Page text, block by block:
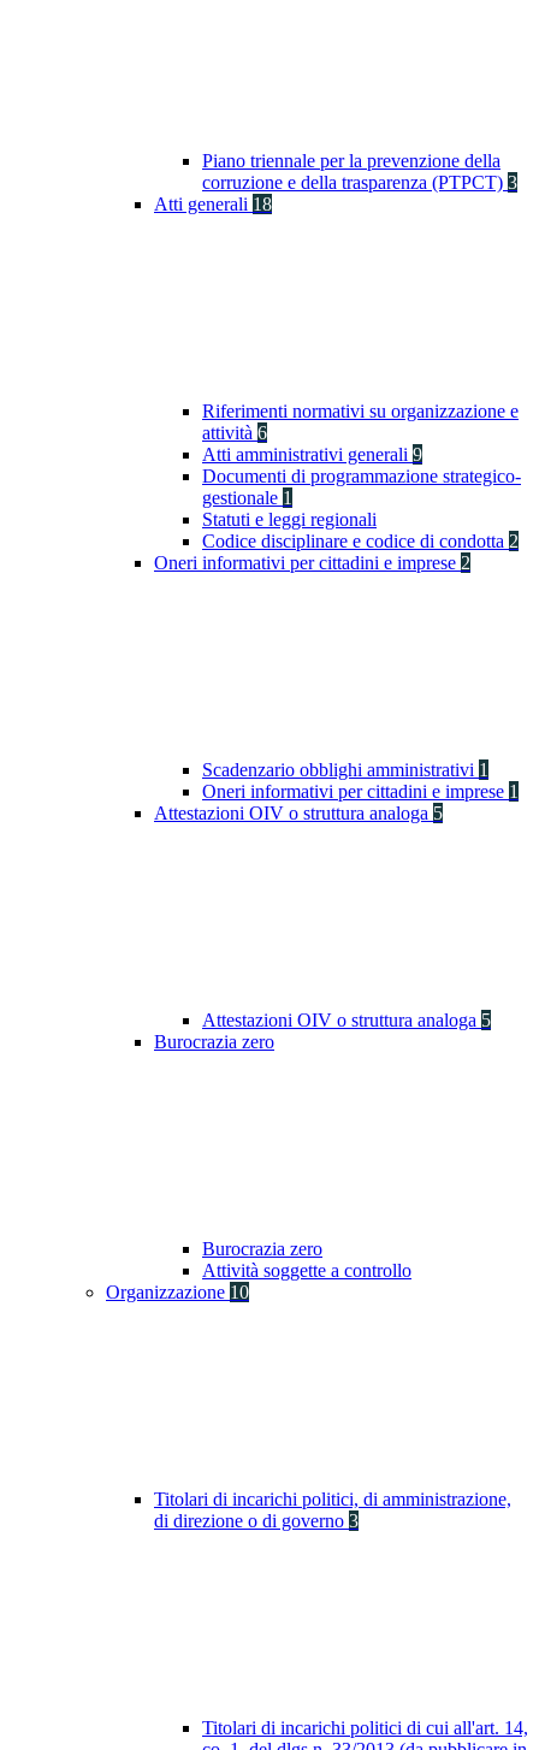
Piano triennale per la prevenzione della
corruzione e della trasparenza (PTPCT) 3
Atti generali 18
Riferimenti normativi su organizzazione e
attività 6
Atti amministrativi generali 9
Documenti di programmazione strategico-
gestionale 1
Statuti e leggi regionali
Codice disciplinare e codice di condotta 2
Oneri informativi per cittadini e imprese 2
Scadenzario obblighi amministrativi 1
Oneri informativi per cittadini e imprese 1
Attestazioni OIV o struttura analoga 5
Attestazioni OIV o struttura analoga 5
Burocrazia zero
Burocrazia zero
Attività soggette a controllo
Organizzazione 10
Titolari di incarichi politici, di amministrazione,
di direzione o di governo 3
Titolari di incarichi politici di cui all'art. 14,